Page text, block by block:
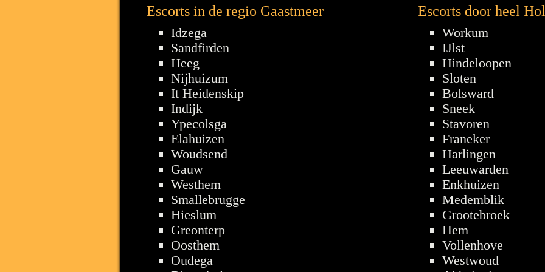
Escorts in de regio Gaastmeer
Idzega
Sandfirden
Heeg
Nijhuizum
It Heidenskip
Indijk
Ypecolsga
Elahuizen
Woudsend
Gauw
Westhem
Smallebrugge
Hieslum
Greonterp
Oosthem
Oudega
Escorts door heel
Workum
IJlst
Hindeloopen
Sloten
Bolsward
Sneek
Stavoren
Franeker
Harlingen
Leeuwarden
Enkhuizen
Medemblik
Grootebroek
Hem
Vollenhove
Westwoud